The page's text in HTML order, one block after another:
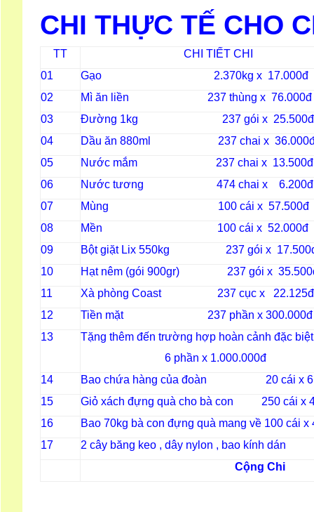
CHI THỰC TẾ CHO
TT
CHI TIẾT CHI
01
Gạo 2.370kg x 17.000đ
02
Mì ăn liền 237 thùng x 76.000đ
03
Đường 1kg 237 gói x 25.500đ
04
Dầu ăn 880ml 237 chai x
05
Nước mắm 237 chai x 13.500đ
06
Nước tương 474 chai x 6.200đ
07
Mùng 100 cái x 57.500đ
08
Mền 100 cái x 52.000đ
09
Bột giặt Lix 550kg 237 gói x
10
Hạt nêm (gói 900gr) 237 gói x
11
Xà phòng Coast 237 cục x 22.125đ
12
Tiền mặt 237 phần x 300.000đ
13
Tặng thêm đến trường hợp hoàn cảnh đặc
6 phần x 1.000.000đ
14
Bao chứa hàng của đoàn 20 cái x
15
Giỏ xách đựng quà cho bà con 250 cái x
16
Bao 70kg bà con đựng quà mang về 100 cái x
17
2 cây băng keo , dây nylon , bao
Cộng Chi